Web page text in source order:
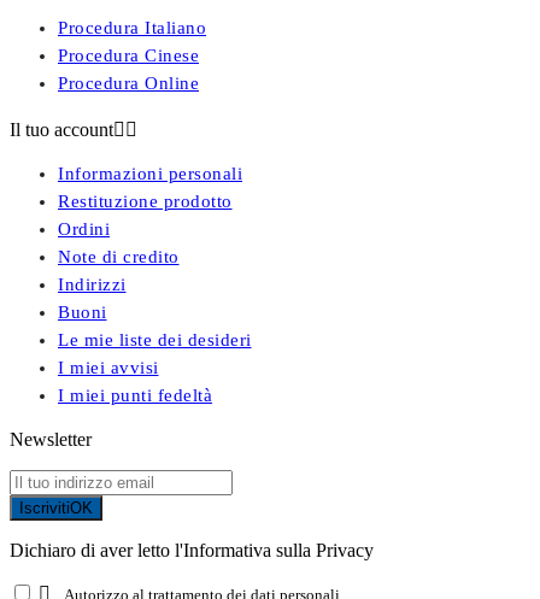
Procedura Italiano
Procedura Cinese
Procedura Online
Il tuo account 
Informazioni personali
Restituzione prodotto
Ordini
Note di credito
Indirizzi
Buoni
Le mie liste dei desideri
I miei avvisi
I miei punti fedeltà
Newsletter
IscrivitiOK
Dichiaro di aver letto l'Informativa sulla Privacy
 Autorizzo al trattamento dei dati personali